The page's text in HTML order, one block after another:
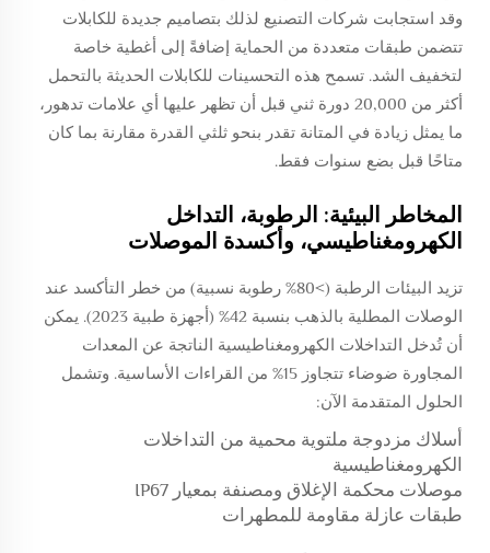
وقد استجابت شركات التصنيع لذلك بتصاميم جديدة للكابلات
تتضمن طبقات متعددة من الحماية إضافةً إلى أغطية خاصة
لتخفيف الشد. تسمح هذه التحسينات للكابلات الحديثة بالتحمل
أكثر من 20,000 دورة ثني قبل أن تظهر عليها أي علامات تدهور،
ما يمثل زيادة في المتانة تقدر بنحو ثلثي القدرة مقارنة بما كان
متاحًا قبل بضع سنوات فقط.
المخاطر البيئية: الرطوبة، التداخل
الكهرومغناطيسي، وأكسدة الموصلات
تزيد البيئات الرطبة (>80% رطوبة نسبية) من خطر التأكسد عند
الوصلات المطلية بالذهب بنسبة 42% (أجهزة طبية 2023). يمكن
أن تُدخل التداخلات الكهرومغناطيسية الناتجة عن المعدات
المجاورة ضوضاء تتجاوز 15% من القراءات الأساسية. وتشمل
الحلول المتقدمة الآن:
أسلاك مزدوجة ملتوية محمية من التداخلات
الكهرومغناطيسية
موصلات محكمة الإغلاق ومصنفة بمعيار IP67
طبقات عازلة مقاومة للمطهرات